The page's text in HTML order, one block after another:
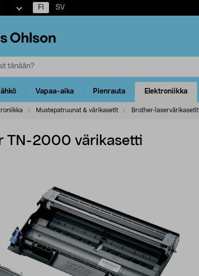
FI SV
Vapaa-aika Pienrauta Elektroniikka
Mustepatruunat & värikasetit Brother-laservärikasetit
TN-2000 värikasetti